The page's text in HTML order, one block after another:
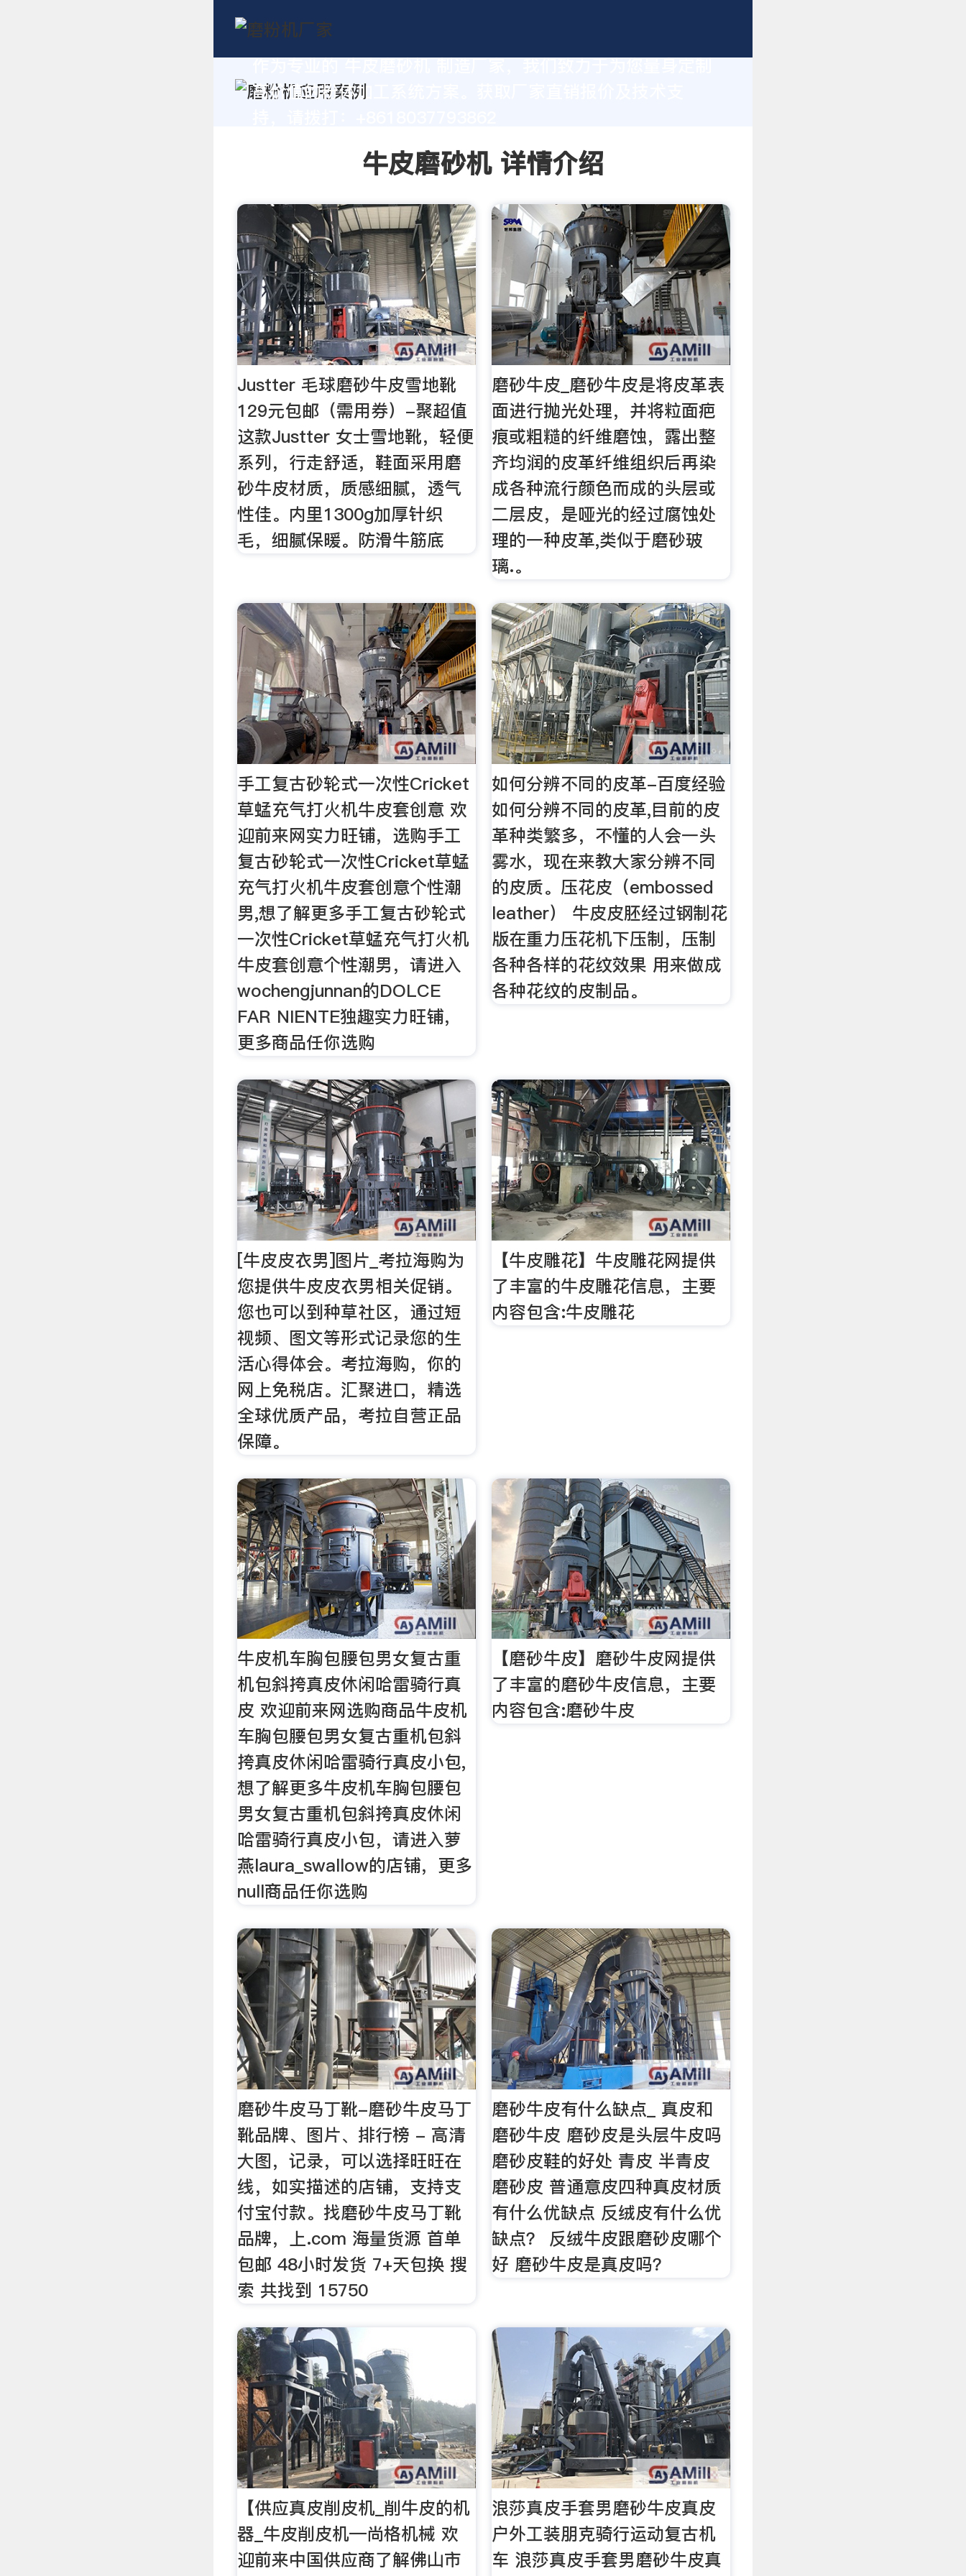
高价值的粉体加工系统方案。获取厂家直销报价及技术支
牛皮磨砂机 详情介绍
Justter 毛球磨砂牛皮雪地靴
129元包邮（需用券）-聚超值
这款Justter 女士雪地靴，轻便
系列，行走舒适，鞋面采用磨
砂牛皮材质，质感细腻，透气
性佳。内里1300g加厚针织
毛，细腻保暖。防滑牛筋底
磨砂牛皮_磨砂牛皮是将皮革表
面进行抛光处理，并将粒面疤
痕或粗糙的纤维磨蚀，露出整
齐均润的皮革纤维组织后再染
成各种流行颜色而成的头层或
二层皮，是哑光的经过腐蚀处
理的一种皮革,类似于磨砂玻
璃.。
手工复古砂轮式一次性Cricket
草蜢充气打火机牛皮套创意 欢
迎前来网实力旺铺，选购手工
复古砂轮式一次性Cricket草蜢
充气打火机牛皮套创意个性潮
男,想了解更多手工复古砂轮式
一次性Cricket草蜢充气打火机
牛皮套创意个性潮男，请进入
wochengjunnan的DOLCE
FAR NIENTE独趣实力旺铺，
更多商品任你选购
如何分辨不同的皮革-百度经验
如何分辨不同的皮革,目前的皮
革种类繁多，不懂的人会一头
雾水，现在来教大家分辨不同
的皮质。压花皮（embossed
leather） 牛皮皮胚经过钢制花
版在重力压花机下压制，压制
各种各样的花纹效果 用来做成
各种花纹的皮制品。
[牛皮皮衣男]图片_考拉海购为
您提供牛皮皮衣男相关促销。
您也可以到种草社区，通过短
视频、图文等形式记录您的生
活心得体会。考拉海购，你的
网上免税店。汇聚进口，精选
全球优质产品，考拉自营正品
保障。
【牛皮雕花】牛皮雕花网提供
了丰富的牛皮雕花信息，主要
内容包含:牛皮雕花
牛皮机车胸包腰包男女复古重
机包斜挎真皮休闲哈雷骑行真
皮 欢迎前来网选购商品牛皮机
车胸包腰包男女复古重机包斜
挎真皮休闲哈雷骑行真皮小包,
想了解更多牛皮机车胸包腰包
男女复古重机包斜挎真皮休闲
哈雷骑行真皮小包，请进入萝
燕laura_swallow的店铺，更多
null商品任你选购
【磨砂牛皮】磨砂牛皮网提供
了丰富的磨砂牛皮信息，主要
内容包含:磨砂牛皮
磨砂牛皮马丁靴-磨砂牛皮马丁
靴品牌、图片、排行榜 - 高清
大图，记录，可以选择旺旺在
线，如实描述的店铺，支持支
付宝付款。找磨砂牛皮马丁靴
品牌，上.com 海量货源 首单
包邮 48小时发货 7+天包换 搜
索 共找到 15750
磨砂牛皮有什么缺点_ 真皮和
磨砂牛皮 磨砂皮是头层牛皮吗
磨砂皮鞋的好处 青皮 半青皮
磨砂皮 普通意皮四种真皮材质
有什么优缺点 反绒皮有什么优
缺点？ 反绒牛皮跟磨砂皮哪个
好 磨砂牛皮是真皮吗？
【供应真皮削皮机_削牛皮的机
器_牛皮削皮机—尚格机械 欢
迎前来中国供应商了解佛山市
浪莎真皮手套男磨砂牛皮真皮
户外工装朋克骑行运动复古机
车 浪莎真皮手套男磨砂牛皮真